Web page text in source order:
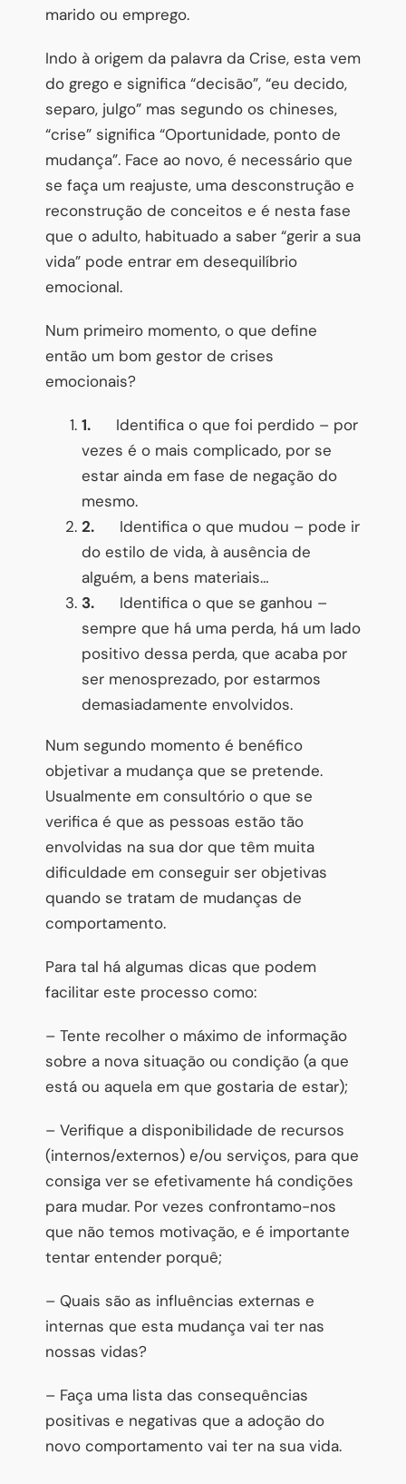
marido ou emprego.
Indo à origem da palavra da Crise, esta vem
do grego e significa “decisão”, “eu decido,
separo, julgo” mas segundo os chineses,
“crise” significa “Oportunidade, ponto de
mudança”. Face ao novo, é necessário que
se faça um reajuste, uma desconstrução e
reconstrução de conceitos e é nesta fase
que o adulto, habituado a saber “gerir a sua
vida” pode entrar em desequilíbrio
emocional.
Num primeiro momento, o que define
então um bom gestor de crises
emocionais?
1. Identifica o que foi perdido – por
vezes é o mais complicado, por se
estar ainda em fase de negação do
mesmo.
2. Identifica o que mudou – pode ir
do estilo de vida, à ausência de
alguém, a bens materiais…
3. Identifica o que se ganhou –
sempre que há uma perda, há um lado
positivo dessa perda, que acaba por
ser menosprezado, por estarmos
demasiadamente envolvidos.
Num segundo momento é benéfico
objetivar a mudança que se pretende.
Usualmente em consultório o que se
verifica é que as pessoas estão tão
envolvidas na sua dor que têm muita
dificuldade em conseguir ser objetivas
quando se tratam de mudanças de
comportamento.
Para tal há algumas dicas que podem
facilitar este processo como:
– Tente recolher o máximo de informação
sobre a nova situação ou condição (a que
está ou aquela em que gostaria de estar);
– Verifique a disponibilidade de recursos
(internos/externos) e/ou serviços, para que
consiga ver se efetivamente há condições
para mudar. Por vezes confrontamo-nos
que não temos motivação, e é importante
tentar entender porquê;
– Quais são as influências externas e
internas que esta mudança vai ter nas
nossas vidas?
– Faça uma lista das consequências
positivas e negativas que a adoção do
novo comportamento vai ter na sua vida.